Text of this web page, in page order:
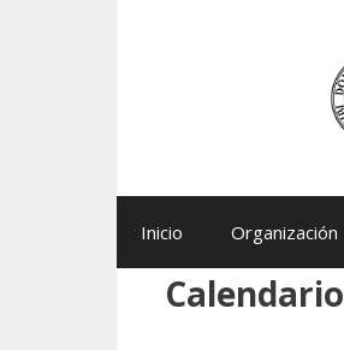
Inicio Organización
Calendario